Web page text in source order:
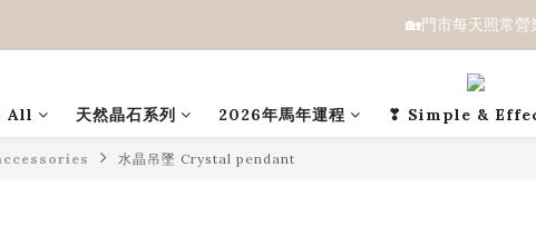
🏡門市每天照常營
All 天然晶石系列 2026年馬年運程 ❣ Simple &
水晶吊墜 Crystal pendant